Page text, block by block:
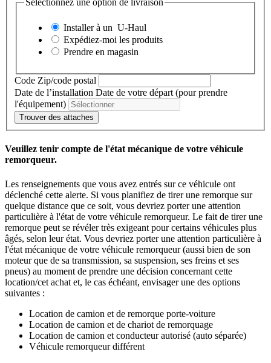
Sélectionnez une option de livraison
Installer à un U-Haul
Expédiez-moi les produits
Prendre en magasin
Code Zip/code postal
Date de l’installation Date de votre départ (pour prendre
l'équipement)
Trouver des attaches
Veuillez tenir compte de l'état mécanique de votre véhicule
remorqueur.
Les renseignements que vous avez entrés sur ce véhicule ont
déclenché cette alerte. Si vous planifiez de tirer une remorque sur
quelque distance que ce soit, vous devriez porter une attention
particulière à l'état de votre véhicule remorqueur. Le fait de tirer une
remorque peut se révéler très exigeant pour certains véhicules plus
âgés, selon leur état. Vous devriez porter une attention particulière à
l'état mécanique de votre véhicule remorqueur (aussi bien de son
moteur que de sa transmission, sa suspension, ses freins et ses
pneus) au moment de prendre une décision concernant cette
location/cet achat et, le cas échéant, envisager une des options
suivantes :
Location de camion et de remorque porte-voiture
Location de camion et de chariot de remorquage
Location de camion et conducteur autorisé (auto séparée)
Véhicule remorqueur différent